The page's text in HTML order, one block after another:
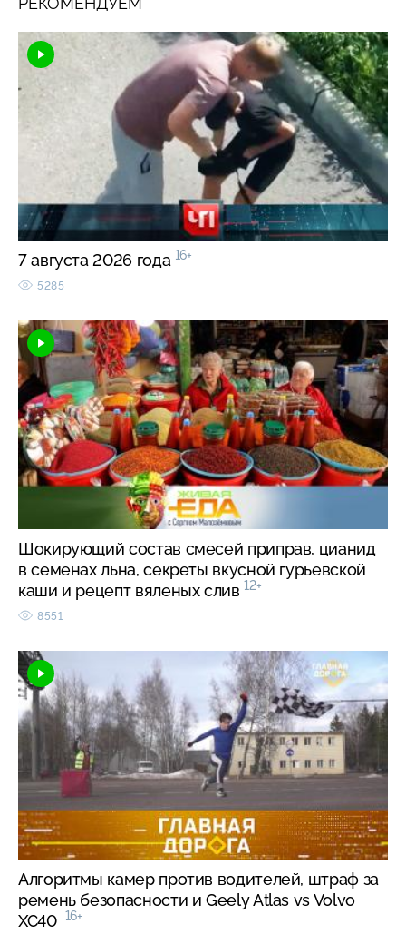
7 августа 2026 года 16+
5285
Шокирующий состав смесей приправ, цианид
в семенах льна, секреты вкусной гурьевской
каши и рецепт вяленых слив 12+
8551
Алгоритмы камер против водителей, штраф за
ремень безопасности и Geely Atlas vs Volvo
XC40 16+